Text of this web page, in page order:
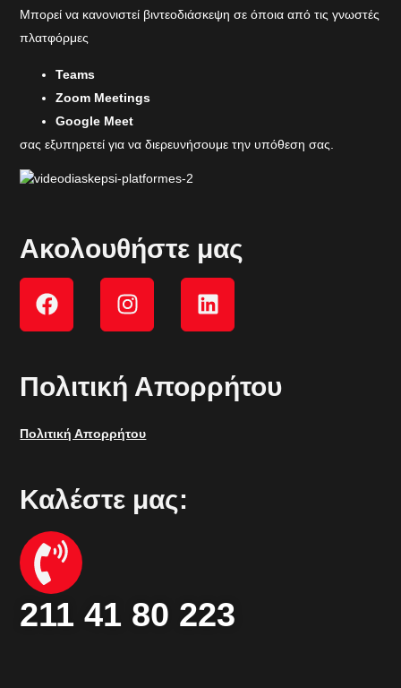
Μπορεί να κανονιστεί βιντεοδιάσκεψη σε όποια από τις γνωστές
πλατφόρμες
Teams
Zoom Meetings
Google Meet
σας εξυπηρετεί για να διερευνήσουμε την υπόθεση σας.
Ακολουθήστε μας
Πολιτική Απορρήτου
Πολιτική Απορρήτου
Καλέστε μας:
211 41 80 223